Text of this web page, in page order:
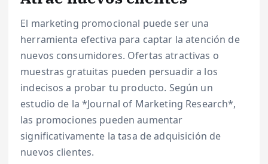
El marketing promocional puede ser una
herramienta efectiva para captar la atención de
nuevos consumidores. Ofertas atractivas o
muestras gratuitas pueden persuadir a los
indecisos a probar tu producto. Según un
estudio de la *Journal of Marketing Research*,
las promociones pueden aumentar
significativamente la tasa de adquisición de
nuevos clientes.